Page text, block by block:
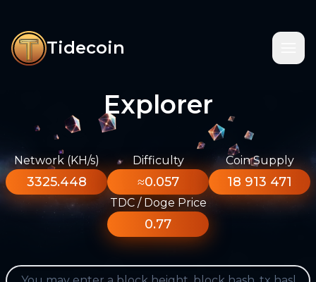
Tidecoin
Explorer
Network (KH/s)
3325.448
Difficulty
≈0.057
Coin Supply
18 913 471
TDC / Doge Price
0.77